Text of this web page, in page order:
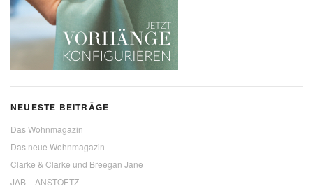
NEUESTE BEITRÄGE
Das Wohnmagazin
Das neue Wohnmagazin
Clarke & Clarke und Breegan Jane
JAB – ANSTOETZ